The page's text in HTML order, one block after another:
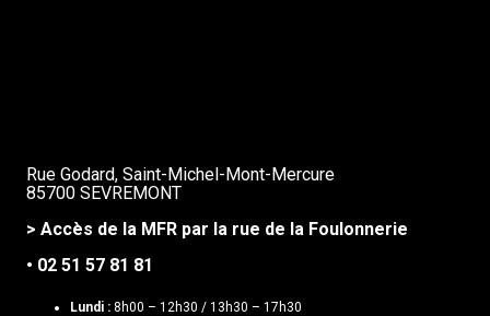
Rue Godard, Saint-Michel-Mont-Mercure
85700 SEVREMONT
> Accès de la MFR par la rue de la Foulonnerie
• 02 51 57 81 81
Lundi : 8h00 – 12h30 / 13h30 – 17h30